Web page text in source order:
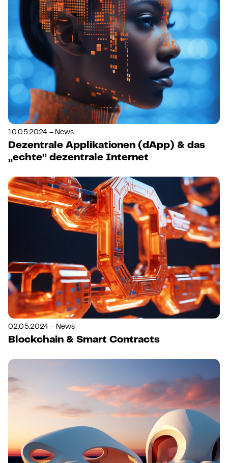
10.05.2024 – News
Dezentrale Applikationen (dApp) & das
„echte” dezentrale Internet
02.05.2024 – News
Blockchain & Smart Contracts